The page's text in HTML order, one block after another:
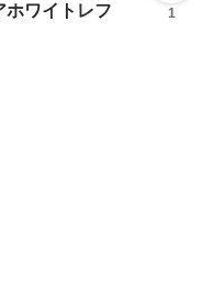
ホワイトレフ
1